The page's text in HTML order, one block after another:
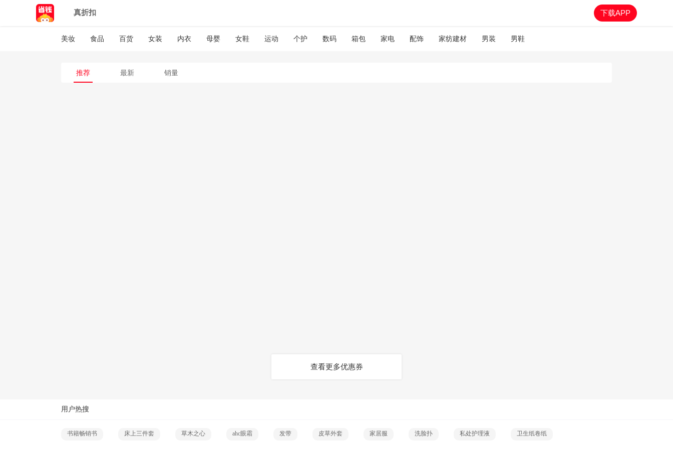
真折扣 下载APP
美妆 食品 百货 女装 内衣 母婴 女鞋 运动 个护 数码 箱包 家电 配饰 家纺建材 男装 男鞋
推荐 最新 销量
查看更多优惠券
用户热搜
书籍畅销书 床上三件套 草木之心 ahc眼霜 发带 皮草外套 家居服 洗脸扑 私处护理液 卫生纸卷纸